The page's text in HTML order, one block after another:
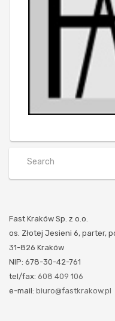
Fast Kraków Sp. z o.o.
os. Złotej Jesieni 6, parter,
31-826 Kraków
NIP: 678-30-42-761
tel/fax: 608 409 106
e-mail: biuro@fastkrakow.pl